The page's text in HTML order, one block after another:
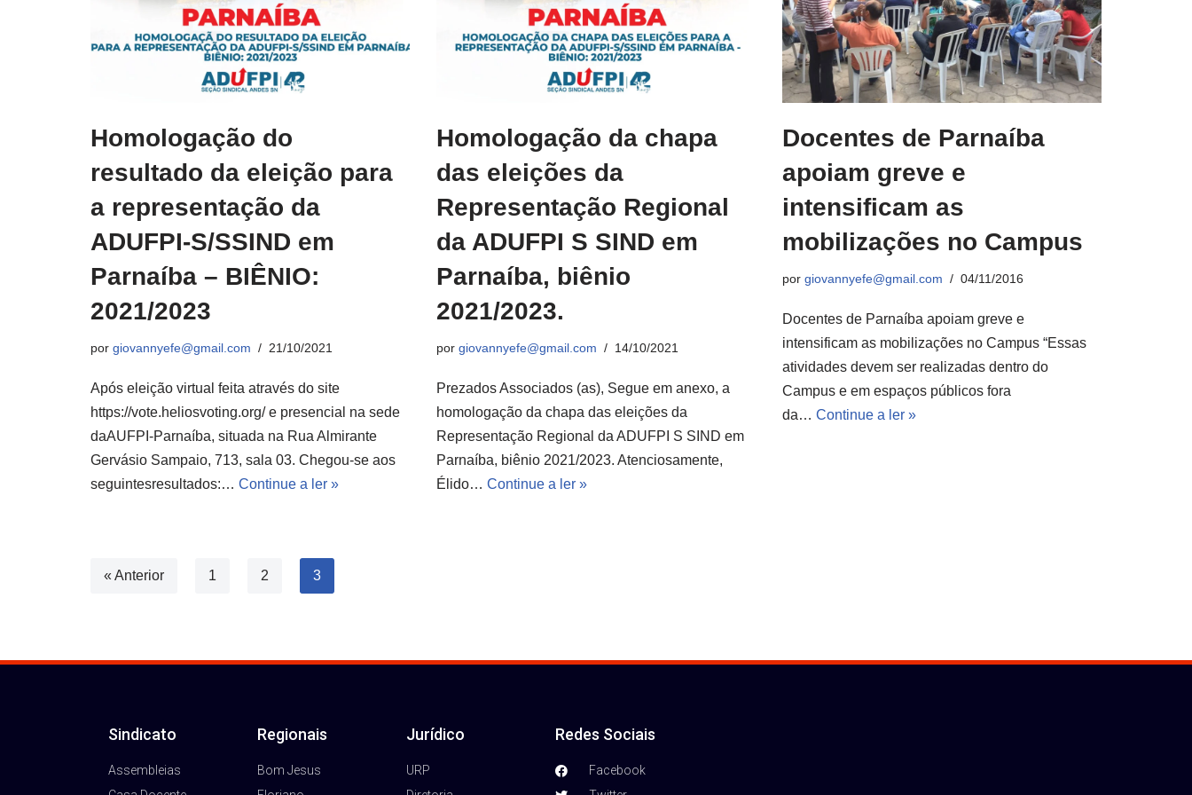
Homologação do
resultado da eleição para
a representação da
ADUFPI-S/SSIND em
Parnaíba – BIÊNIO:
2021/2023
por giovannyefe@gmail.com 21/10/2021
Após eleição virtual feita através do site
https://vote.heliosvoting.org/ e presencial na sede
daAUFPI-Parnaíba, situada na Rua Almirante
Gervásio Sampaio, 713, sala 03. Chegou-se aos
seguintesresultados:… Continue a ler »
Homologação da chapa
das eleições da
Representação Regional
da ADUFPI S SIND em
Parnaíba, biênio
2021/2023.
por giovannyefe@gmail.com 14/10/2021
Prezados Associados (as), Segue em anexo, a
homologação da chapa das eleições da
Representação Regional da ADUFPI S SIND em
Parnaíba, biênio 2021/2023. Atenciosamente,
Élido… Continue a ler »
Docentes de Parnaíba
apoiam greve e
intensificam as
mobilizações no Campus
por giovannyefe@gmail.com 04/11/2016
Docentes de Parnaíba apoiam greve e
intensificam as mobilizações no Campus “Essas
atividades devem ser realizadas dentro do
Campus e em espaços públicos fora
da… Continue a ler »
« Anterior 1 2 3
Sindicato
Assembleias
Regionais
Bom Jesus
Jurídico
URP
Redes Sociais
Facebook